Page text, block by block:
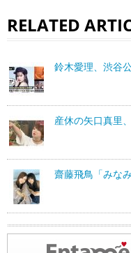
RELATED
鈴木愛理、渋谷
産休の矢口真里
齋藤飛鳥「みな